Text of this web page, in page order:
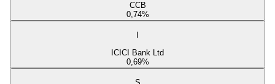
CCB
0,74%
ICICI Bank Ltd
0,69%